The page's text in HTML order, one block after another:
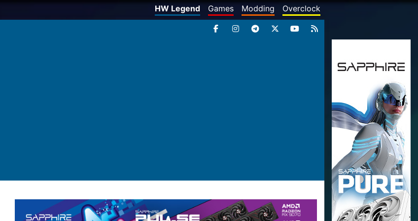
HW Legend Games Modding Overclock